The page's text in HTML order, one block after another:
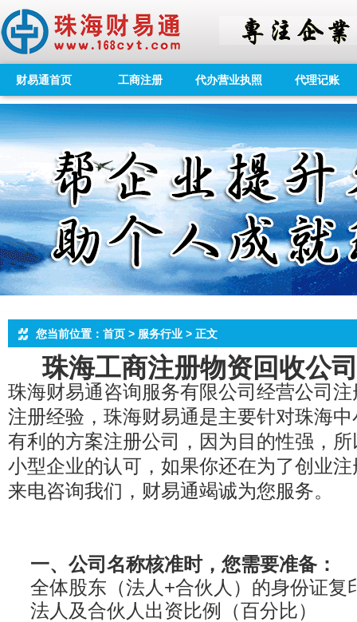
财易通首页 工商注册 代办营业执照 代理记账
您当前位置：首页 > 服务行业 > 正文
珠海工商注册物资回收公
珠海财易通咨询服务有限公司经营公司
注册经验，珠海财易通是主要针对珠海
有利的方案注册公司，因为目的性强，
小型企业的认可，如果你还在为了创业
来电咨询我们，财易通竭诚为您服务。
一、公司名称核准时，您需要准备：
全体股东（法人+合伙人）的身份证复
法人及合伙人出资比例（百分比）